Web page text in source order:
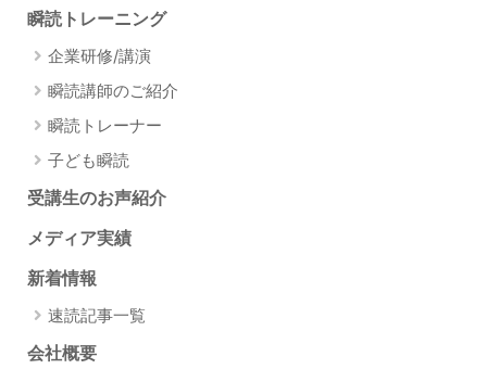
瞬読トレーニング
企業研修/講演
瞬読講師のご紹介
瞬読トレーナー
子ども瞬読
受講生のお声紹介
メディア実績
新着情報
速読記事一覧
会社概要